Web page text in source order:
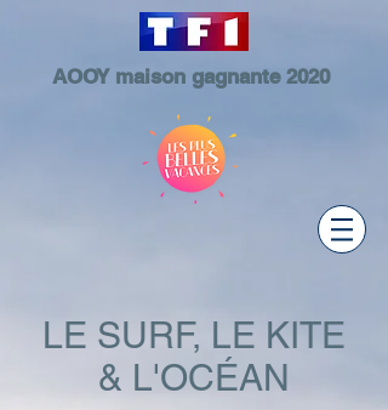
AOOY maison gagnante 2020
LE SURF, LE KITE
& L'OCÉAN